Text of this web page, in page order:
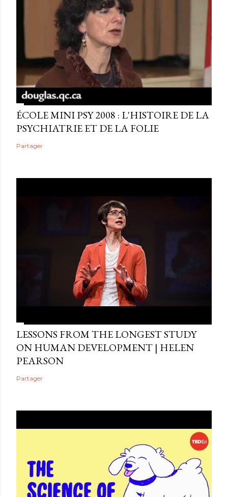
ÉCOLE MINI PSY 2008 : L'HISTOIRE DE LA
PSYCHIATRIE ET DE LA FOLIE
Partager
LESSONS FROM THE LONGEST STUDY
ON HUMAN DEVELOPMENT | HELEN
PEARSON
Partager